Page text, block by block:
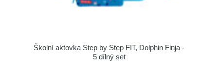
Školní aktovka Step by Step FIT, Dolphin Finja -
5 dílný set